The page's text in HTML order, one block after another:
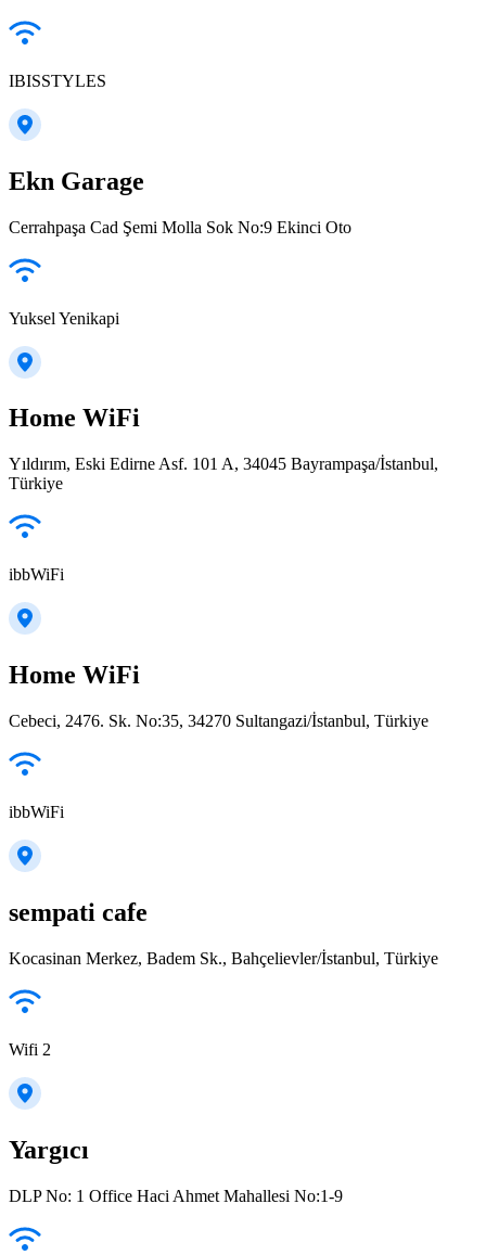
IBISSTYLES
Ekn Garage
Cerrahpaşa Cad Şemi Molla Sok No:9 Ekinci Oto
Yuksel Yenikapi
Home WiFi
Yıldırım, Eski Edirne Asf. 101 A, 34045 Bayrampaşa/İstanbul,
Türkiye
ibbWiFi
Home WiFi
Cebeci, 2476. Sk. No:35, 34270 Sultangazi/İstanbul, Türkiye
ibbWiFi
sempati cafe
Kocasinan Merkez, Badem Sk., Bahçelievler/İstanbul, Türkiye
Wifi 2
Yargıcı
DLP No: 1 Office Haci Ahmet Mahallesi No:1-9